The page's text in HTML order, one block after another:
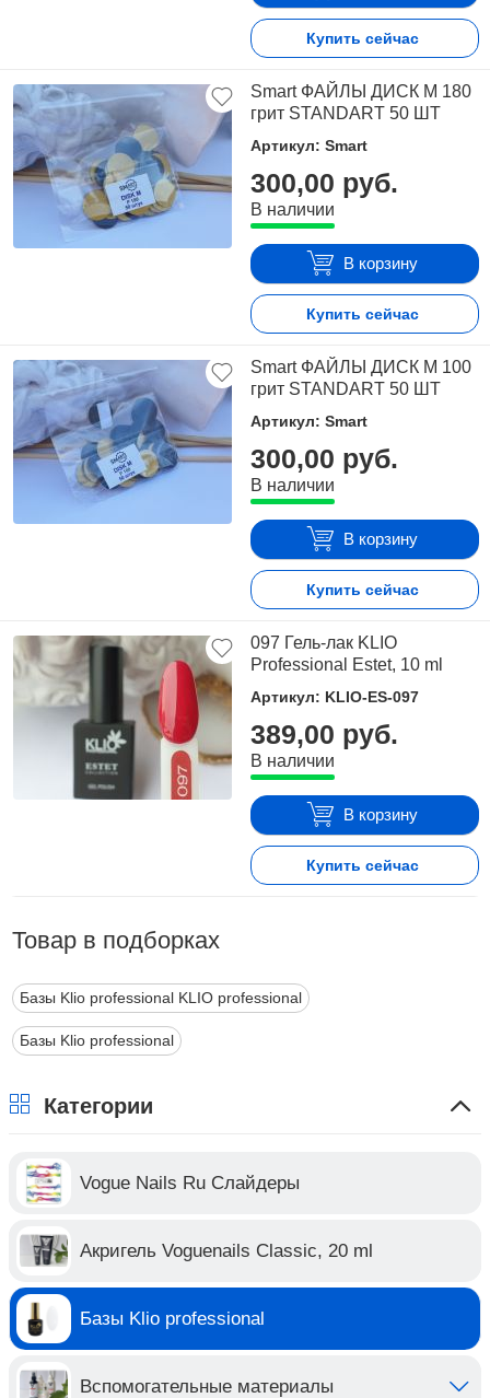
Купить сейчас
Smart ФАЙЛЫ ДИСК М 180
грит STANDART 50 ШТ
Артикул: Smart
300,00 руб.
В наличии
В корзину
Купить сейчас
Smart ФАЙЛЫ ДИСК М 100
грит STANDART 50 ШТ
Артикул: Smart
300,00 руб.
В наличии
В корзину
Купить сейчас
097 Гель-лак KLIO
Professional Estet, 10 ml
Артикул: KLIO-ES-097
389,00 руб.
В наличии
В корзину
Купить сейчас
Товар в подборках
Базы Klio professional KLIO professional
Базы Klio professional
Категории
Vogue Nails Ru Слайдеры
Акригель Voguenails Classic, 20 ml
Базы Klio professional
Вспомогательные материалы